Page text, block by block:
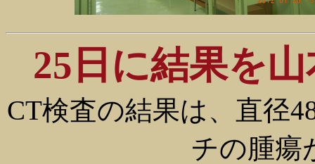
25日に結果を
CT検査の結果は、直径
チの腫瘍